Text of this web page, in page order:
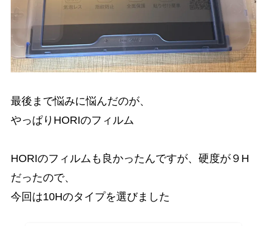
最後まで悩みに悩んだのが、
やっぱりHORIのフィルム
HORIのフィルムも良かったんですが、硬度が９H
だったので、
今回は10Hのタイプを選びました